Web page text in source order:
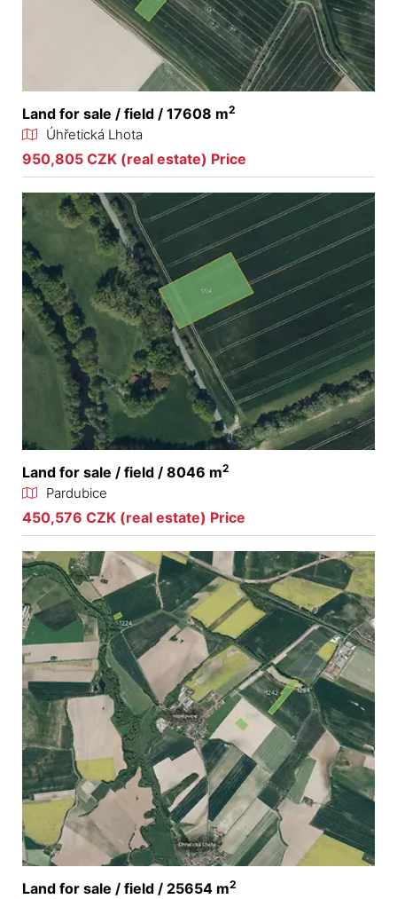
Land for sale / field / 17608 m2
Úhřetická Lhota
950,805 CZK (real estate) Price
Land for sale / field / 8046 m2
Pardubice
450,576 CZK (real estate) Price
Land for sale / field / 25654 m2